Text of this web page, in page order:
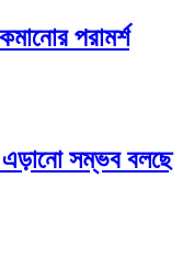
পরামর্শ
এড়ানো সম্ভব বলছে